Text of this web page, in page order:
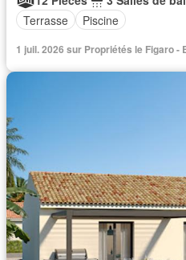
Terrasse
Piscine
1 juil. 2026 sur Propriétés le Figaro -